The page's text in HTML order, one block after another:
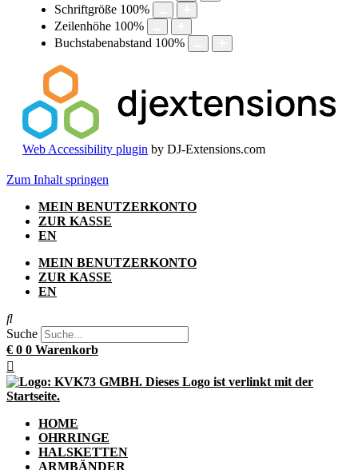
Schriftgröße 100%
Zeilenhöhe 100%
Buchstabenabstand 100%
Web Accessibility plugin by DJ-Extensions.com
Zum Inhalt springen
MEIN BENUTZERKONTO
ZUR KASSE
EN
MEIN BENUTZERKONTO
ZUR KASSE
EN
Suche
€ 0 0 Warenkorb
HOME
OHRRINGE
HALSKETTEN
ARMBÄNDER